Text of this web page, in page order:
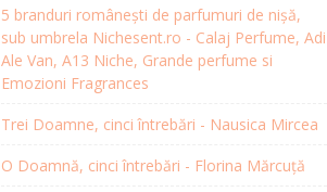
5 branduri românești de parfumuri de nișă,
sub umbrela Nichesent.ro - Calaj Perfume, Adi
Ale Van, A13 Niche, Grande perfume si
Emozioni Fragrances
Trei Doamne, cinci întrebări - Nausica Mircea
O Doamnă, cinci întrebări - Florina Mărcuță